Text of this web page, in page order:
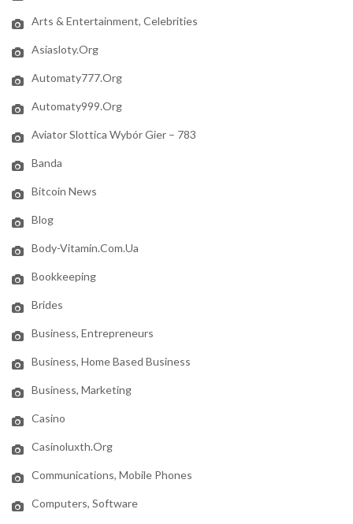
Arts & Entertainment, Celebrities
Asiasloty.org
Automaty777.org
Automaty999.org
Aviator Slottica Wybór Gier – 783
Banda
Bitcoin News
Blog
Body-Vitamin.com.ua
Bookkeeping
Brides
Business, Entrepreneurs
Business, Home Based Business
Business, Marketing
Casino
Casinoluxth.org
Communications, Mobile Phones
Computers, Software